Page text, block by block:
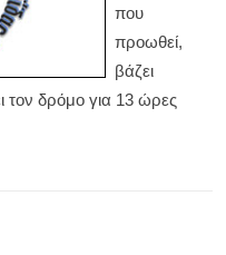
που
προωθεί,
βάζει
τον δρόμο για 13 ώρες